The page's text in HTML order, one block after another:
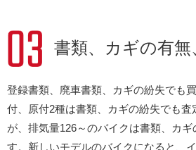
書類、カギの有無
登録書類、廃車書類、カギの紛失でも
付、原付2種は書類、カギの紛失でも査
が、排気量126～のバイクは書類、カギ
す。新しいモデルのバイクになると、